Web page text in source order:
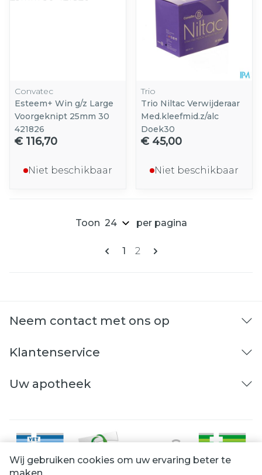
Wij gebruiken cookies om uw ervaring beter te
Convatec
Esteem+ Win g/z Large
Voorgeknipt 25mm 30
421826
€ 116,70
Niet beschikbaar
Trio
Trio Niltac Verwijderaar
Med.kleefmid.z/alc
Doek30
€ 45,00
Niet beschikbaar
Pagina's
U lees momenteel pagina
1 Pagina
2
Toon per pagina
Neem contact met ons op
Klantenservice
Uw apotheek